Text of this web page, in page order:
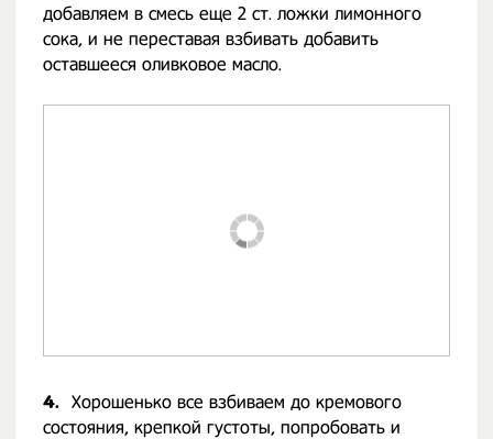
добавляем в смесь еще 2 ст. ложки лимонного
сока, и не переставая взбивать добавить
оставшееся оливковое масло.
4. Хорошенько все взбиваем до кремового
состояния, крепкой густоты, попробовать и